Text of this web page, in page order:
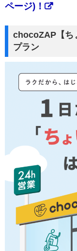
ページ)！
chocoZAP【ち
プラン